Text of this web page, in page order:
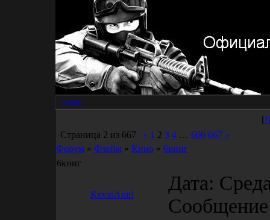
Главная
[
Страница 2 из 667 « 1 2 3 4 … 666 667 »
Форум » Флейм » Кино » 6книг
6книг
KevinAnirl
Дата: